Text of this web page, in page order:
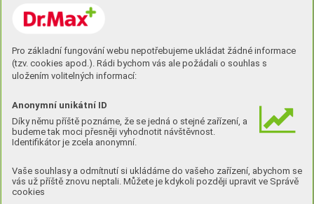
Pro základní fungování webu nepotřebujeme ukládat žádné informace
(tzv. cookies apod.). Rádi bychom vás ale požádali o souhlas s
uložením volitelných informací:
Anonymní unikátní ID
Díky němu příště poznáme, že se jedná o stejné zařízení, a
budeme tak moci přesněji vyhodnotit návštěvnost.
Identifikátor je zcela anonymní.
Vaše souhlasy a odmítnutí si ukládáme do vašeho zařízení, abychom se
vás už příště znovu neptali. Můžete je kdykoli později upravit ve Správě
cookies
Charty 77 poslaly lékárny Dr.Max o tomto
adventu do světa už osmadvacátý vůz
určený pro zvýhodněnou dopravu
potřebných. Od nového roku bude nově
sloužit v Kravařích, Kralupech nad
rozjela už druhá generace.
TEXT: REDAKCE, FOTO: ARCHIV REDAKCE